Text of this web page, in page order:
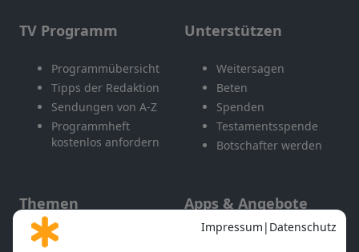
TV Programm
Programmübersicht
Tipps der Redaktion
Sendungen von A-Z
Programmheft
kostenlos anfordern
Unterstützen
Weitersagen
Beten
Spenden
Testamentsspende
Botschafter werden
Themen
Gott und Bibel erklärt
Apps & Angebote